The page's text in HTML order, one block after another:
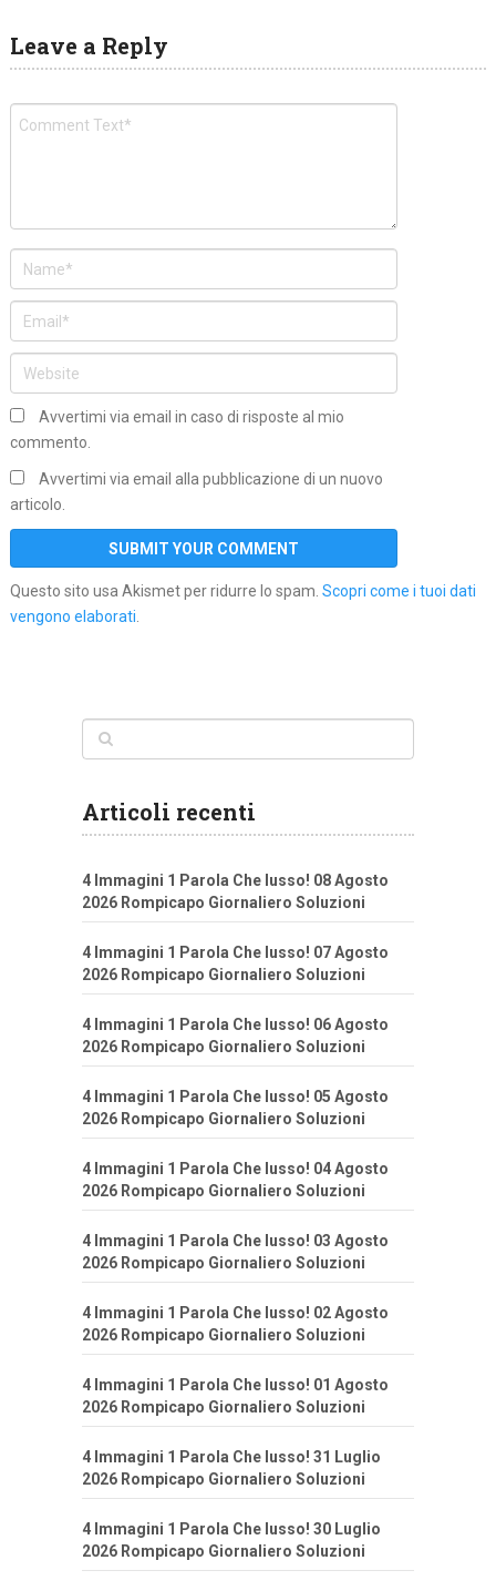
Leave a Reply
Avvertimi via email in caso di risposte al mio
commento.
Avvertimi via email alla pubblicazione di un nuovo
articolo.
Questo sito usa Akismet per ridurre lo spam. Scopri come i tuoi dati
vengono elaborati.
Articoli recenti
4 Immagini 1 Parola Che lusso! 08 Agosto
2026 Rompicapo Giornaliero Soluzioni
4 Immagini 1 Parola Che lusso! 07 Agosto
2026 Rompicapo Giornaliero Soluzioni
4 Immagini 1 Parola Che lusso! 06 Agosto
2026 Rompicapo Giornaliero Soluzioni
4 Immagini 1 Parola Che lusso! 05 Agosto
2026 Rompicapo Giornaliero Soluzioni
4 Immagini 1 Parola Che lusso! 04 Agosto
2026 Rompicapo Giornaliero Soluzioni
4 Immagini 1 Parola Che lusso! 03 Agosto
2026 Rompicapo Giornaliero Soluzioni
4 Immagini 1 Parola Che lusso! 02 Agosto
2026 Rompicapo Giornaliero Soluzioni
4 Immagini 1 Parola Che lusso! 01 Agosto
2026 Rompicapo Giornaliero Soluzioni
4 Immagini 1 Parola Che lusso! 31 Luglio
2026 Rompicapo Giornaliero Soluzioni
4 Immagini 1 Parola Che lusso! 30 Luglio
2026 Rompicapo Giornaliero Soluzioni